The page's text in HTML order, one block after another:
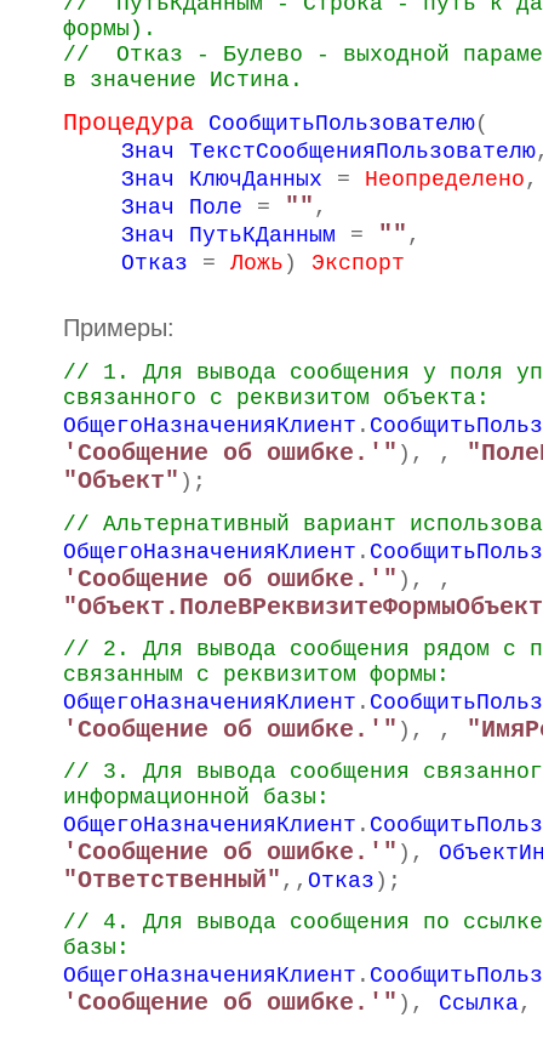
формы).
//
Отказ - Булево - выходной
в значение Истина.
Процедура СообщитьПользователю(
Знач
ТекстСообщенияПользователю
Знач
КлючДанных = Неопределено,
Знач
Поле = "" ,
Знач
ПутьКДанным = "" ,
Отказ
= Ложь ) Экспорт
Примеры:
// 1. Для вывода сообщения у поля
связанного с реквизитом объекта:
ОбщегоНазначенияКлиент .
'Сообщение об ошибке.'" ), ,
"Объект" );
// Альтернативный вариант
ОбщегоНазначенияКлиент .
'Сообщение об ошибке.'" ), ,
// 2. Для вывода сообщения рядом с
связанным с реквизитом формы:
ОбщегоНазначенияКлиент .
'Сообщение об ошибке.'" ), ,
// 3. Для вывода сообщения
информационной базы:
ОбщегоНазначенияКлиент .
'Сообщение об ошибке.'" ),
"Ответственный" ,, Отказ );
// 4. Для вывода сообщения по ссылке
базы:
ОбщегоНазначенияКлиент .
'Сообщение об ошибке.'" ), Ссылка,